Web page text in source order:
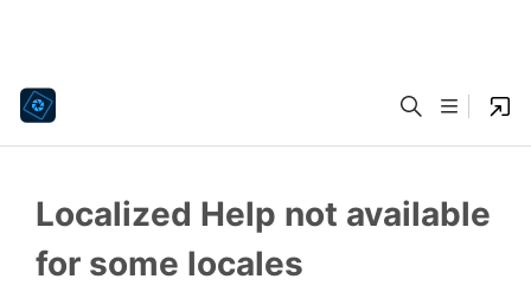
Localized Help not available
for some locales